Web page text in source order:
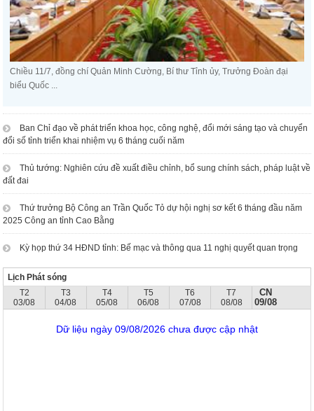
Chiều 11/7, đồng chí Quản Minh Cường, Bí thư Tỉnh ủy, Trưởng Đoàn đại
biểu Quốc ...
Ban Chỉ đạo về phát triển khoa học, công nghệ, đổi mới sáng tạo và chuyển
đổi số tỉnh triển khai nhiệm vụ 6 tháng cuối năm
Thủ tướng: Nghiên cứu đề xuất điều chỉnh, bổ sung chính sách, pháp luật về
đất đai
Thứ trưởng Bộ Công an Trần Quốc Tỏ dự hội nghị sơ kết 6 tháng đầu năm
2025 Công an tỉnh Cao Bằng
Kỳ họp thứ 34 HĐND tỉnh: Bế mạc và thông qua 11 nghị quyết quan trọng
Lịch Phát sóng
T2
03/08
T3
04/08
T4
05/08
T5
06/08
T6
07/08
T7
08/08
CN
09/08
Dữ liệu ngày 09/08/2026 chưa được cập nhật